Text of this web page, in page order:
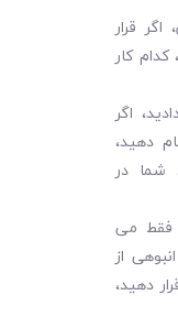
قرار
کار
اگر
دهید،
شما در
فقط می
از
دهید،